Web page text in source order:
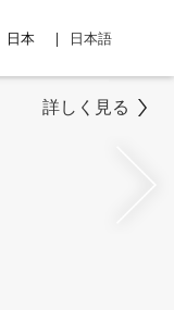
日本 日本語
詳しく見る